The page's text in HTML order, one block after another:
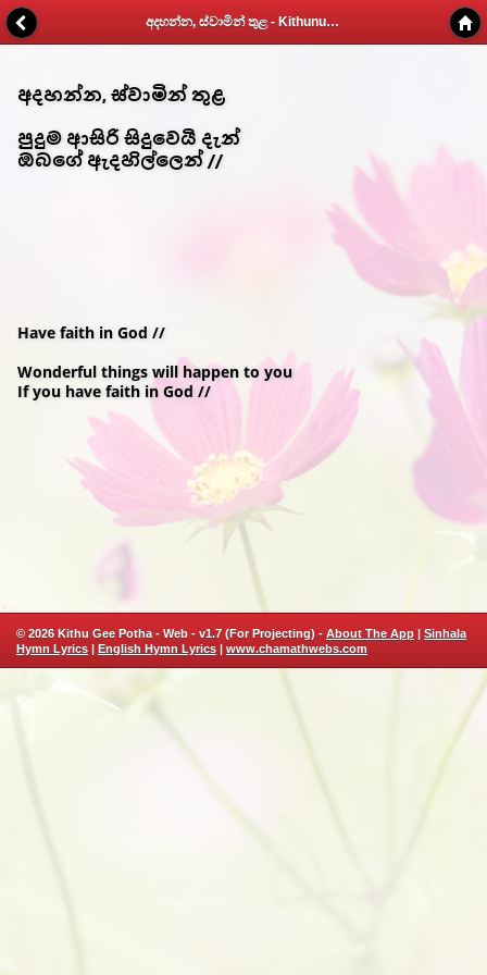
අදහන්න, ස්වාමින් තුළ - Kithunu Gee Potha - Web v1.7
අදහන්න, ස්වාමින් තුළ
පුදුම ආසිරි සිදුවෙයි දැන්
ඔබගේ ඇදහිල්ලෙන් //
Have faith in God //
Wonderful things will happen to you
If you have faith in God //
© 2026 Kithu Gee Potha - Web - v1.7 (For Projecting) - About The App | Sinhala
Hymn Lyrics | English Hymn Lyrics | www.chamathwebs.com